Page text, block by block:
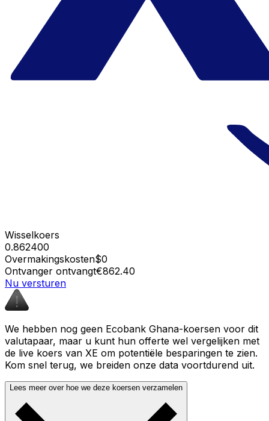
Wisselkoers
0.862400
Overmakingskosten$0
Ontvanger ontvangt€862.40
Nu versturen
We hebben nog geen Ecobank Ghana-koersen voor dit
valutapaar, maar u kunt hun offerte wel vergelijken met
de live koers van XE om potentiële besparingen te zien.
Kom snel terug, we breiden onze data voortdurend uit.
Lees meer over hoe we deze koersen verzamelen